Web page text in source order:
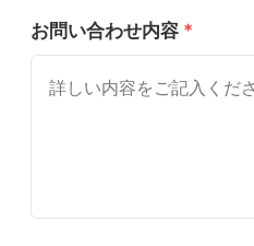
お問い合わせ内容 *